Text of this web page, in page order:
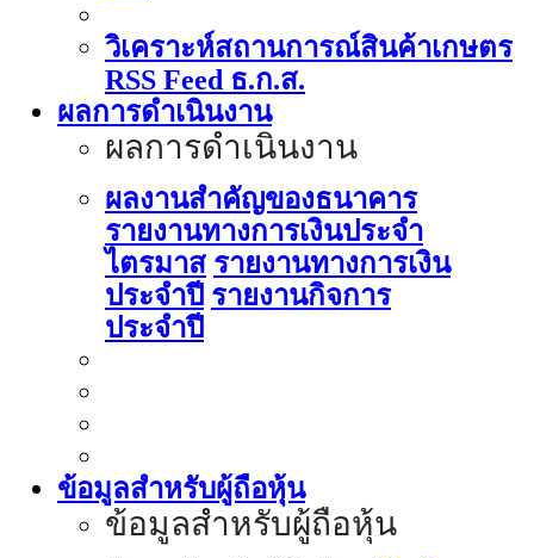
วิเคราะห์สถานการณ์สินค้าเกษตร
RSS Feed ธ.ก.ส.
ผลการดำเนินงาน
ผลการดำเนินงาน
ผลงานสำคัญของธนาคาร
รายงานทางการเงินประจำ
ไตรมาส รายงานทางการเงิน
ประจำปี รายงานกิจการ
ประจำปี
ข้อมูลสำหรับผู้ถือหุ้น
ข้อมูลสำหรับผู้ถือหุ้น